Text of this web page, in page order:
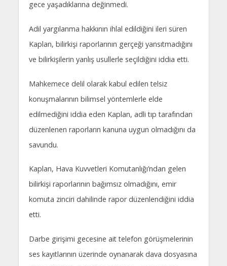
gece yaşadıklarına değinmedi.
Adil yargılanma hakkının ihlal edildiğini ileri süren
Kaplan, bilirkişi raporlarının gerçeği yansıtmadığını
ve bilirkişilerin yanlış usullerle seçildiğini iddia etti.
Mahkemece delil olarak kabul edilen telsiz
konuşmalarının bilimsel yöntemlerle elde
edilmediğini iddia eden Kaplan, adli tıp tarafından
düzenlenen raporların kanuna uygun olmadığını da
savundu.
Kaplan, Hava Kuvvetleri Komutanlığı’ndan gelen
bilirkişi raporlarının bağımsız olmadığını, emir
komuta zinciri dahilinde rapor düzenlendiğini iddia
etti.
Darbe girişimi gecesine ait telefon görüşmelerinin
ses kayıtlarının üzerinde oynanarak dava dosyasına